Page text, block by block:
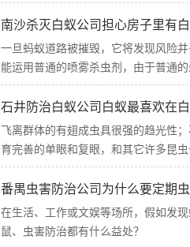
南沙杀灭白蚁公司担心房子里有
一旦蚂蚁道路被摧毁，它将发现风险
能运用普通的喷雾杀虫剂，由于普通
石井防治白蚁公司白蚁最喜欢在
飞离群体的有翅成虫具很强的趋光性
育完善的单眼和复眼，和其它许多昆虫
番禺虫害防治公司为什么要定期
在生活、工作或文娱等场所，假如发
鼠、虫害防治都有什么益处？